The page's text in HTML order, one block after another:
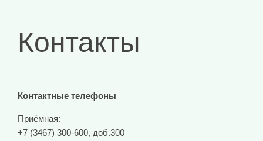
Контакты
Контактные телефоны
Приёмная:
+7 (3467) 300-600, доб.300